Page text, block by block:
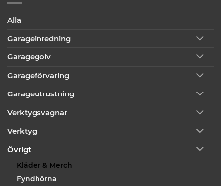
Alla
Garageinredning
Garagegolv
Garageförvaring
Garageutrustning
Verktygsvagnar
Verktyg
Övrigt
Kläder & Merch
Fyndhörna